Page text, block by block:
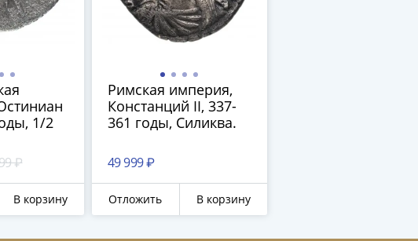
1/2
₽
В корзину
Римская империя,
Констанций II, 337-
361 годы, Силиква.
49 999 ₽
Отложить В корзину